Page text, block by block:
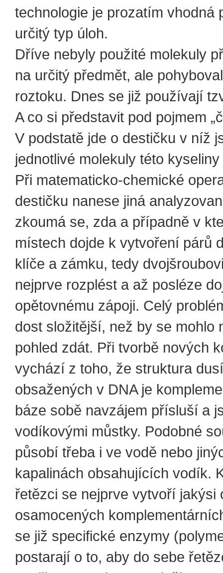
technologie je prozatím vhodná
určitý typ úloh.
Dříve nebyly použité molekuly
na určitý předmět, ale
roztoku. Dnes se již používají
A co si představit pod pojmem
V podstatě jde o destičku v níž
jednotlivé molekuly této
Při matematicko-chemické
destičku nanese jiná
zkoumá se, zda a případně v
místech dojde k vytvoření párů
klíče a zámku, tedy
nejprve rozplést a až posléze
opětovnému zápoji. Celý
dost složitější, než by se mohlo
pohled zdát. Při tvorbě nových
vychází z toho, že struktura
obsažených v DNA je
báze sobě navzájem přísluší a
vodíkovými můstky. Podobné
působí třeba i ve vodě nebo
kapalinách obsahujících vodík.
řetězci se nejprve vytvoří jakýsi
osamocených
se již specifické enzymy
postarají o to, aby do sebe